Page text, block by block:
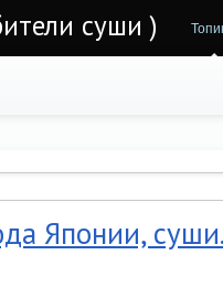
суши )
Японии,